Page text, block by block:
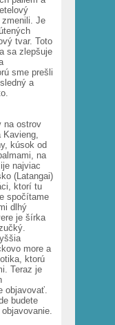
zmenili. Je
tvar. Toto
sa zlepšuje
sme prešli
a
na ostrov
kúsok od
na
najviac
(Latangai)
ktorí tu
spočítame
dlhý
je šírka
more a
ktorú
Teraz je
objavovať.
budete